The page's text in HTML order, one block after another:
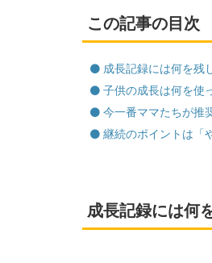
この記事の目次
成長記録には何を残
子供の成長は何を使
今一番ママたちが推
継続のポイントは「
成長記録には何